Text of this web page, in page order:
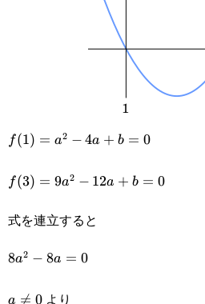
f(1)=a^2-
f(1) = a2 − 4a + b = 0
f(3)=9a^2-
f(3) = 9a2 − 12a + b = 0
式を連立すると
8a^2-
8a2 − 8a = 0
a\not=0
a 
= 0より